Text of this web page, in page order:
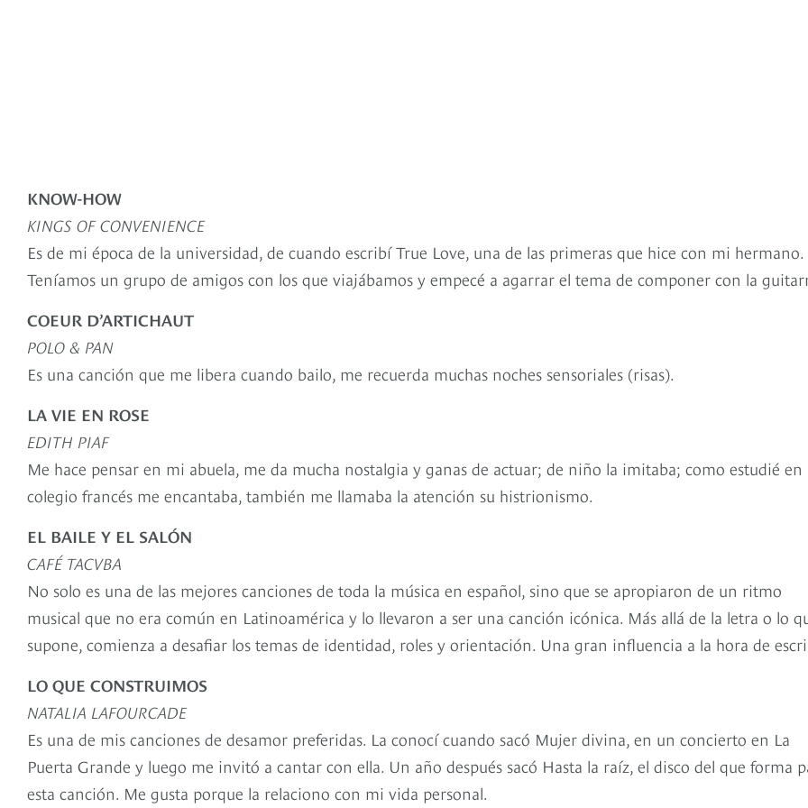
KNOW-HOW
KINGS OF CONVENIENCE
Es de mi época de la universidad, de cuando escribí True Love, una de las primeras que hice con mi hermano.
Teníamos un grupo de amigos con los que viajábamos y empecé a agarrar el tema de componer con la
COEUR D’ARTICHAUT
POLO & PAN
Es una canción que me libera cuando bailo, me recuerda muchas noches sensoriales (risas).
LA VIE EN ROSE
EDITH PIAF
Me hace pensar en mi abuela, me da mucha nostalgia y ganas de actuar; de niño la imitaba; como estudié en
colegio francés me encantaba, también me llamaba la atención su histrionismo.
EL BAILE Y EL SALÓN
CAFÉ TACVBA
No solo es una de las mejores canciones de toda la música en español, sino que se apropiaron de un ritmo
musical que no era común en Latinoamérica y lo llevaron a ser una canción icónica. Más allá de la letra o lo
supone, comienza a desafiar los temas de identidad, roles y orientación. Una gran influencia a la hora de
LO QUE CONSTRUIMOS
NATALIA LAFOURCADE
Es una de mis canciones de desamor preferidas. La conocí cuando sacó Mujer divina, en un concierto en La
Puerta Grande y luego me invitó a cantar con ella. Un año después sacó Hasta la raíz, el disco del que forma
esta canción. Me gusta porque la relaciono con mi vida personal.